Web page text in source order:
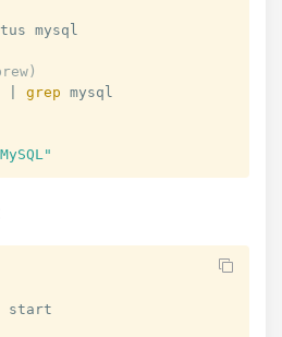
mysql
grep mysql